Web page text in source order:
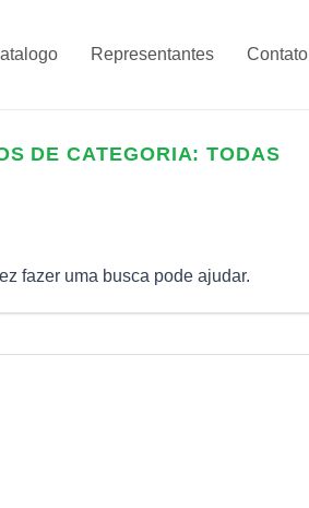
Representantes Contato
DE CATEGORIA:TODAS
fazer uma busca pode ajudar.